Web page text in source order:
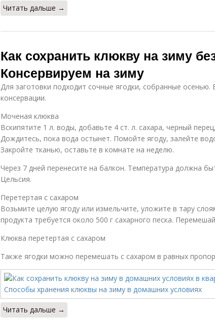
Читать дальше →
Как сохранить клюкву на зиму
Консервируем на зиму
Для заготовки подходит сочные ягодки, собранные осенью.
консервации.
Моченая клюква
Вскипятите 1 л. воды, добавьте 4 ст. л. сахара, черный
Дождитесь, пока вода остынет. Помойте ягоду, залейте
Закройте тканью, оставьте в комнате на неделю.
Через 7 дней перенесите на балкон. Температура должна
Цельсия.
Перетертая с сахаром
Возьмите целую ягоду или измельчите, уложите в тару
продукта требуется около 500 г сахарного песка.
Клюква перетертая с сахаром
Также ягодки можно перемешать с сахаром в равных
Читать дальше →